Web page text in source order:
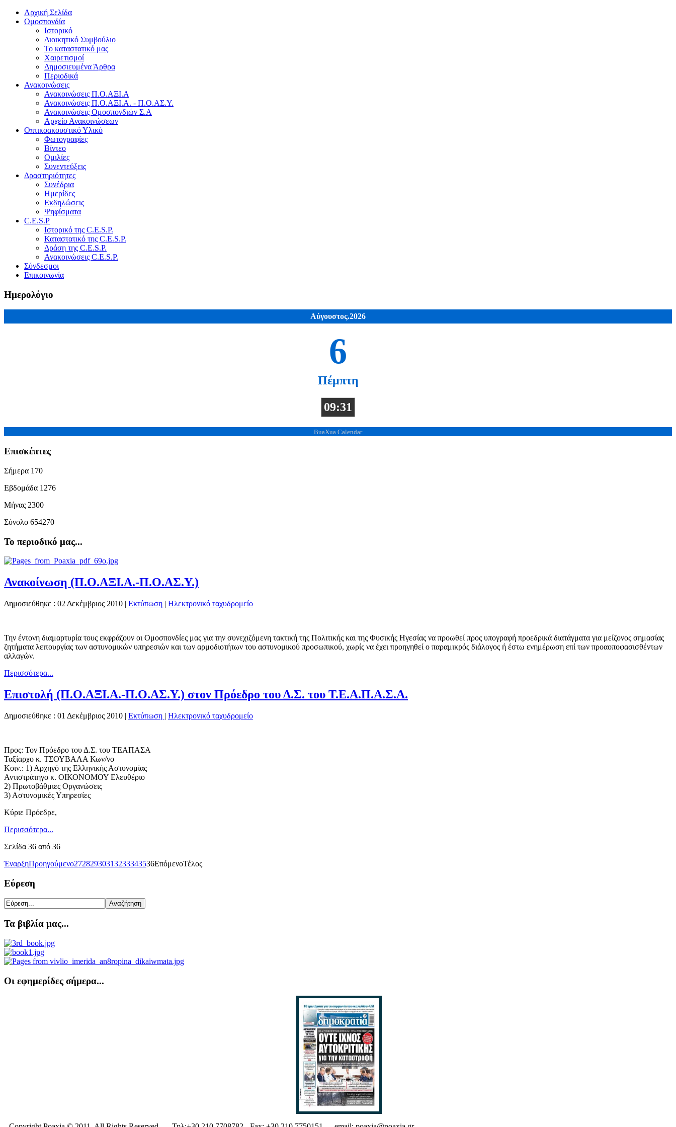
Αρχική Σελίδα
Ομοσπονδία
Ιστορικό
Διοικητικό Συμβούλιο
Το καταστατικό μας
Χαιρετισμοί
Δημοσιευμένα Άρθρα
Περιοδικά
Ανακοινώσεις
Ανακοινώσεις Π.Ο.ΑΞΙ.Α
Ανακοινώσεις Π.Ο.ΑΞΙ.Α. - Π.Ο.ΑΣ.Υ.
Ανακοινώσεις Ομοσπονδιών Σ.Α
Αρχείο Ανακοινώσεων
Οπτικοακουστικό Υλικό
Φωτογραφίες
Βίντεο
Ομιλίες
Συνεντεύξεις
Δραστηριότητες
Συνέδρια
Ημερίδες
Εκδηλώσεις
Ψηφίσματα
C.E.S.P
Ιστορικό της C.E.S.P.
Καταστατικό της C.E.S.P.
Δράση της C.E.S.P.
Ανακοινώσεις C.E.S.P.
Σύνδεσμοι
Επικοινωνία
Ημερολόγιο
Αύγουστος.2026
6
Πέμπτη
09:31
BuaXua Calendar
Επισκέπτες
Σήμερα 170
Εβδομάδα 1276
Μήνας 2300
Σύνολο 654270
Το περιοδικό μας...
Ανακοίνωση (Π.Ο.ΑΞΙ.Α.-Π.Ο.ΑΣ.Υ.)
Δημοσιεύθηκε : 02 Δεκέμβριος 2010 | Εκτύπωση | Ηλεκτρονικό ταχυδρομείο
Την έντονη διαμαρτυρία τους εκφράζουν οι Ομοσπονδίες μας για την συνεχιζόμενη τακτική της Πολιτικής και της Φυσικής Ηγεσίας να προωθεί προς υπογραφή προεδρικά διατάγματα για μείζονος σημασίας
ζητήματα λειτουργίας των αστυνομικών υπηρεσιών και των αρμοδιοτήτων του αστυνομικού προσωπικού, χωρίς να έχει προηγηθεί ο παραμικρός διάλογος ή έστω ενημέρωση επί των προαοποφασισθέντων
αλλαγών.
Περισσότερα...
Επιστολή (Π.Ο.ΑΞΙ.Α.-Π.Ο.ΑΣ.Υ.) στον Πρόεδρο του Δ.Σ. του Τ.Ε.Α.Π.Α.Σ.Α.
Δημοσιεύθηκε : 01 Δεκέμβριος 2010 | Εκτύπωση | Ηλεκτρονικό ταχυδρομείο
Προς: Τον Πρόεδρο του Δ.Σ. του ΤΕΑΠΑΣΑ
Ταξίαρχο κ. ΤΣΟΥΒΑΛΑ Κων/νο
Κοιν.: 1) Αρχηγό της Ελληνικής Αστυνομίας
Αντιστράτηγο κ. ΟΙΚΟΝΟΜΟΥ Ελευθέριο
2) Πρωτοβάθμιες Οργανώσεις
3) Αστυνομικές Υπηρεσίες
Κύριε Πρόεδρε,
Περισσότερα...
Σελίδα 36 από 36
ΈναρξηΠροηγούμενο27282930313233343536ΕπόμενοΤέλος
Εύρεση
Τα βιβλία μας...
Οι εφημερίδες σήμερα...